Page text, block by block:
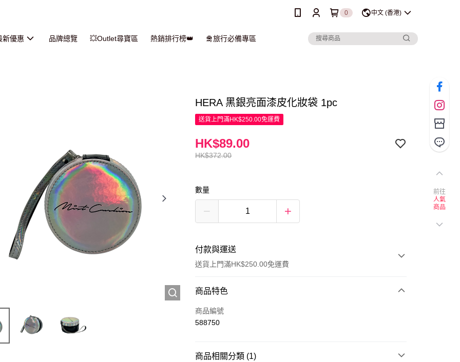
0 中文 (香港)
新優惠 品牌總覽 💥Outlet尋寶區 熱銷排行榜👑 🛅旅行必備專區
HERA 黑銀亮面漆皮化妝袋 1pc
送貨上門滿HK$250.00免運費
HK$372.00
HK$89.00
數量
付款與運送
送貨上門滿HK$250.00免運費
付款方式
信用卡
商品特色
商品編號
588750
商品相關分類 (1)
前往
人氣
商品